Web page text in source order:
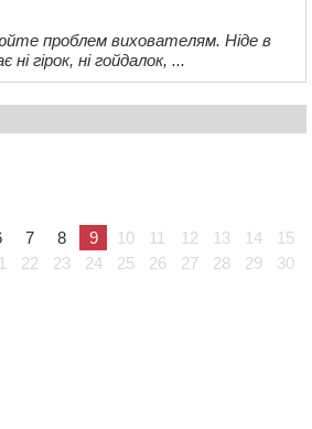
проблем вихователям. Ніде в
ні гірок, ні гойдалок, ...
7 8 9 10 11 12 13 14
15
22 23 24 25 26 27 28 29
30